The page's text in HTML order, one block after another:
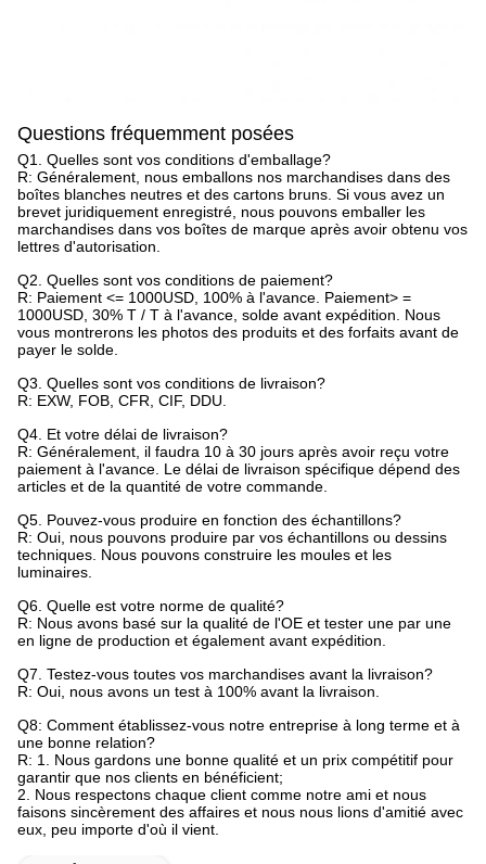
Questions fréquemment posées
Q1. Quelles sont vos conditions d'emballage?
R: Généralement, nous emballons nos marchandises dans des
boîtes blanches neutres et des cartons bruns. Si vous avez un
brevet juridiquement enregistré, nous pouvons emballer les
marchandises dans vos boîtes de marque après avoir obtenu vos
lettres d'autorisation.
Q2. Quelles sont vos conditions de paiement?
R: Paiement <= 1000USD, 100% à l'avance. Paiement> =
1000USD, 30% T / T à l'avance, solde avant expédition. Nous
vous montrerons les photos des produits et des forfaits avant de
payer le solde.
Q3. Quelles sont vos conditions de livraison?
R: EXW, FOB, CFR, CIF, DDU.
Q4. Et votre délai de livraison?
R: Généralement, il faudra 10 à 30 jours après avoir reçu votre
paiement à l'avance. Le délai de livraison spécifique dépend des
articles et de la quantité de votre commande.
Q5. Pouvez-vous produire en fonction des échantillons?
R: Oui, nous pouvons produire par vos échantillons ou dessins
techniques. Nous pouvons construire les moules et les
luminaires.
Q6. Quelle est votre norme de qualité?
R: Nous avons basé sur la qualité de l'OE et tester une par une
en ligne de production et également avant expédition.
Q7. Testez-vous toutes vos marchandises avant la livraison?
R: Oui, nous avons un test à 100% avant la livraison.
Q8: Comment établissez-vous notre entreprise à long terme et à
une bonne relation?
R: 1. Nous gardons une bonne qualité et un prix compétitif pour
garantir que nos clients en bénéficient;
2. Nous respectons chaque client comme notre ami et nous
faisons sincèrement des affaires et nous nous lions d'amitié avec
eux, peu importe d'où il vient.